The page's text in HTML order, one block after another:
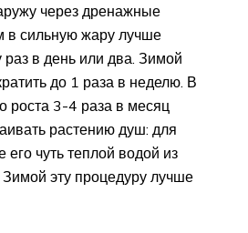
через дренажные
в сильную жару лучше
раз в день или два. Зимой
до 1 раза в неделю. В
роста 3-4 раза в месяц
растению душ: для
его чуть теплой водой из
Зимой эту процедуру лучше